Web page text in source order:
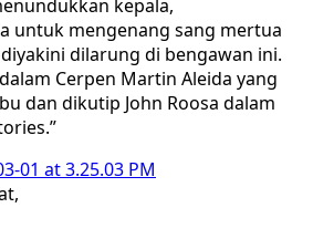
kepala,
untuk mengenang sang mertua
dilarung di bengawan ini.
Cerpen Martin Aleida yang
dan dikutip John Roosa dalam